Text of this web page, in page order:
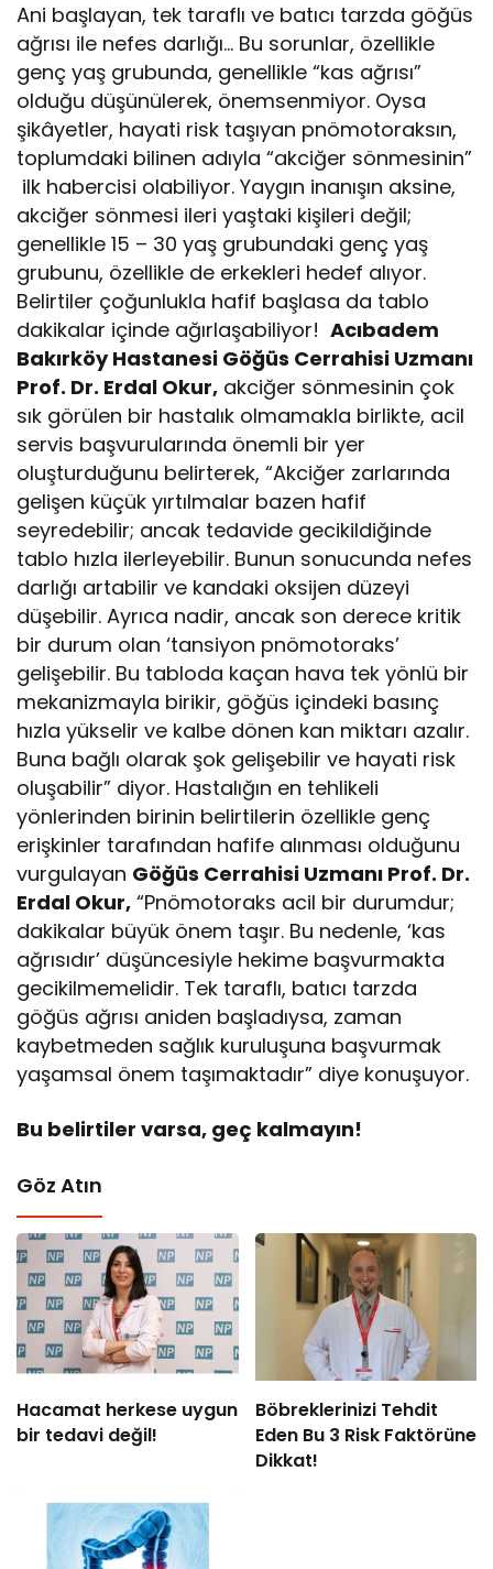
Ani başlayan, tek taraflı ve batıcı tarzda göğüs
ağrısı ile nefes darlığı… Bu sorunlar, özellikle
genç yaş grubunda, genellikle “kas ağrısı”
olduğu düşünülerek, önemsenmiyor. Oysa
şikâyetler, hayati risk taşıyan pnömotoraksın,
toplumdaki bilinen adıyla “akciğer sönmesinin”
ilk habercisi olabiliyor. Yaygın inanışın aksine,
akciğer sönmesi ileri yaştaki kişileri değil;
genellikle 15 – 30 yaş grubundaki genç yaş
grubunu, özellikle de erkekleri hedef alıyor.
Belirtiler çoğunlukla hafif başlasa da tablo
dakikalar içinde ağırlaşabiliyor!Acıbadem
Bakırköy Hastanesi Göğüs Cerrahisi Uzmanı
Prof. Dr. Erdal Okur, akciğer sönmesinin çok
sık görülen bir hastalık olmamakla birlikte, acil
servis başvurularında önemli bir yer
oluşturduğunu belirterek, “Akciğer zarlarında
gelişen küçük yırtılmalar bazen hafif
seyredebilir; ancak tedavide gecikildiğinde
tablo hızla ilerleyebilir. Bunun sonucunda nefes
darlığı artabilir ve kandaki oksijen düzeyi
düşebilir. Ayrıca nadir, ancak son derece kritik
bir durum olan ‘tansiyon pnömotoraks’
gelişebilir. Bu tabloda kaçan hava tek yönlü bir
mekanizmayla birikir, göğüs içindeki basınç
hızla yükselir ve kalbe dönen kan miktarı azalır.
Buna bağlı olarak şok gelişebilir ve hayati risk
oluşabilir” diyor. Hastalığın en tehlikeli
yönlerinden birinin belirtilerin özellikle genç
erişkinler tarafından hafife alınması olduğunu
vurgulayan Göğüs Cerrahisi Uzmanı Prof. Dr.
Erdal Okur, “Pnömotoraks acil bir durumdur;
dakikalar büyük önem taşır. Bu nedenle, ‘kas
ağrısıdır’ düşüncesiyle hekime başvurmakta
gecikilmemelidir. Tek taraflı, batıcı tarzda
göğüs ağrısı aniden başladıysa, zaman
kaybetmeden sağlık kuruluşuna başvurmak
yaşamsal önem taşımaktadır” diye konuşuyor.
Bu belirtiler varsa, geç kalmayın!
Göz Atın
Hacamat herkese uygun
bir tedavi değil!
Böbreklerinizi Tehdit
Eden Bu 3 Risk Faktörüne
Dikkat!